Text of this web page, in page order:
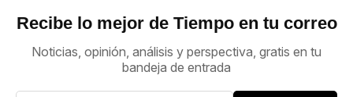
Recibe lo mejor de Tiempo en tu correo
Noticias, opinión, análisis y perspectiva, gratis en tu
bandeja de entrada